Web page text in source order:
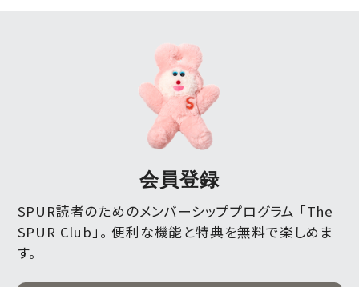
会員登録
SPUR読者のためのメンバーシッププログラム 「The
SPUR Club」。 便利な機能と特典を無料で楽しめま
す。